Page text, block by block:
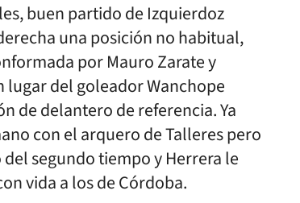
buen partido de Izquierdoz
una posición no habitual,
por Mauro Zarate y
lugar del goleador Wanchope
de delantero de referencia. Ya
con el arquero de Talleres pero
segundo tiempo y Herrera le
vida a los de Córdoba.